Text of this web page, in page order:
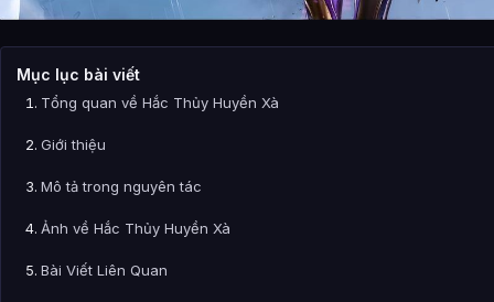
Mục lục bài viết
Tổng quan về Hắc Thủy Huyền Xà
Giới thiệu
Mô tả trong nguyên tác
Ảnh về Hắc Thủy Huyền Xà
Bài Viết Liên Quan